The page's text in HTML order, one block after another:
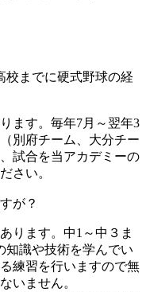
校までに硬式野球の経
ます。毎年7月～翌年3
別府チーム、大分チー
試合を当アカデミーの
さい。
が？
ります。中1～中３ま
知識や技術を学んでい
練習を行いますので無
いません。